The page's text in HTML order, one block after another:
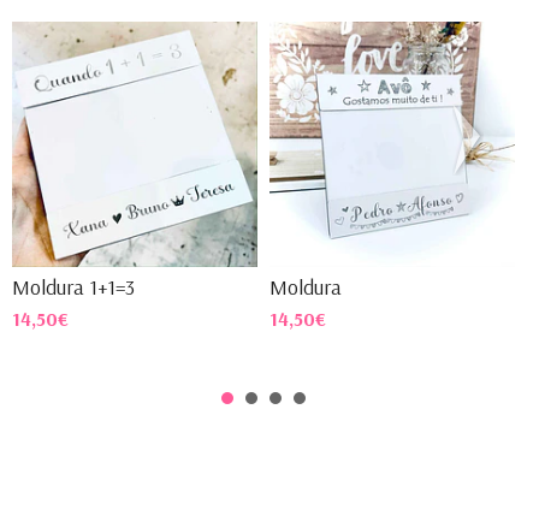
Moldura 1+1=3
14,50€
Moldura
14,50€